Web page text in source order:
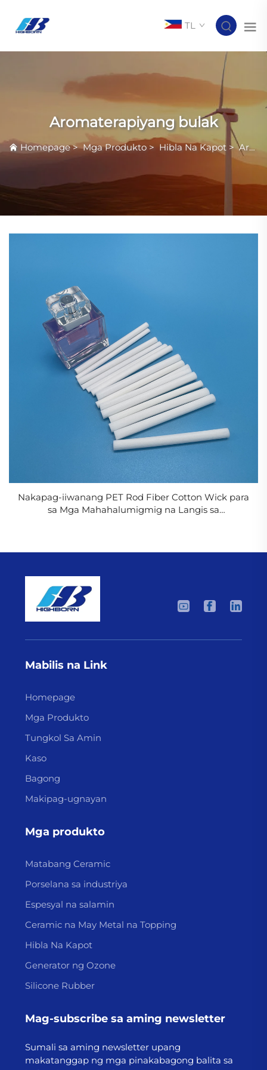
TL
Aromaterapiyang bulak
Homepage>Mga Produkto > Hibla Na Kapot >Aromaterapiyang bulak
Nakapag-iiwanang PET Rod Fiber Cotton Wick para
sa Mga Mahahalumigmig na Langis sa
Mabilis na Link
Homepage
Mga Produkto
Tungkol Sa Amin
Kaso
Bagong
Makipag-ugnayan
Mga produkto
Matabang Ceramic
Porselana sa industriya
Espesyal na salamin
Ceramic na May Metal na Topping
Hibla Na Kapot
Generator ng Ozone
Silicone Rubber
Mag-subscribe sa aming newsletter
Sumali sa aming newsletter upang
makatanggap ng mga pinakabagong balita sa